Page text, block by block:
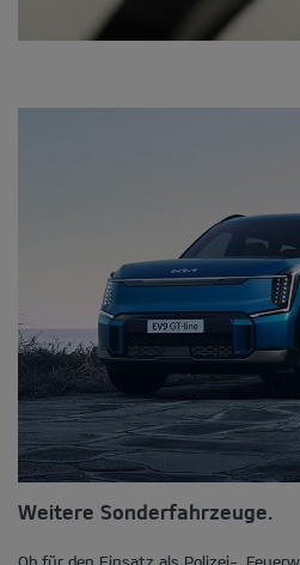
Weitere Sonderfahrzeuge.